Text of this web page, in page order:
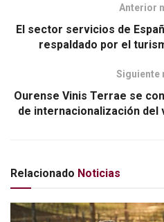
Anterior
El sector servicios de
respaldado por el
Siguiente
Ourense Vinis Terrae se
de internacionalización del
Relacionado Noticias